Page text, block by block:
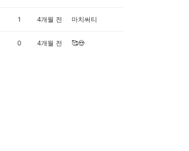
1 4개월 전 마치써티
0 4개월 전 🥰😍